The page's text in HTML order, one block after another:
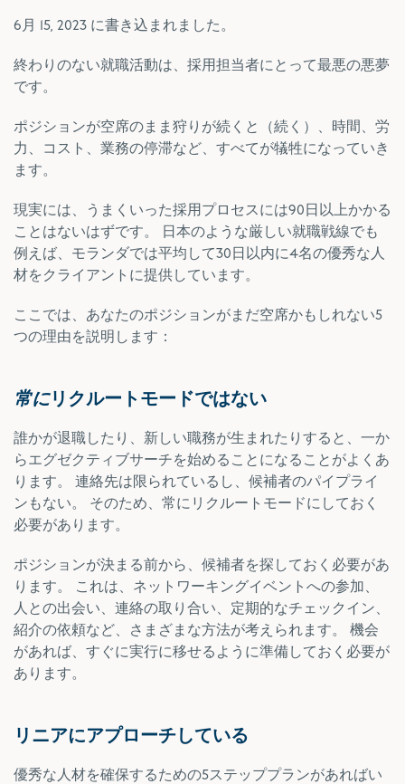
6月 15, 2023 に書き込まれました。
終わりのない就職活動は、採用担当者にとって最悪の悪夢
です。
ポジションが空席のまま狩りが続くと（続く）、時間、労
力、コスト、業務の停滞など、すべてが犠牲になっていき
ます。
現実には、うまくいった採用プロセスには90日以上かかる
ことはないはずです。 日本のような厳しい就職戦線でも
例えば、モランダでは平均して30日以内に4名の優秀な人
材をクライアントに提供しています。
ここでは、あなたのポジションがまだ空席かもしれない5
つの理由を説明します：
常にリクルートモードではない
誰かが退職したり、新しい職務が生まれたりすると、一か
らエグゼクティブサーチを始めることになることがよくあ
ります。 連絡先は限られているし、候補者のパイプライ
ンもない。 そのため、常にリクルートモードにしておく
必要があります。
ポジションが決まる前から、候補者を探しておく必要があ
ります。 これは、ネットワーキングイベントへの参加、
人との出会い、連絡の取り合い、定期的なチェックイン、
紹介の依頼など、さまざまな方法が考えられます。 機会
があれば、すぐに実行に移せるように準備しておく必要が
あります。
リニアにアプローチしている
優秀な人材を確保するための5ステッププランがあればい